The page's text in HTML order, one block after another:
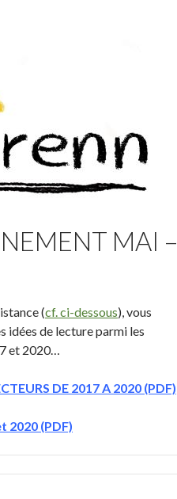
MAI –
(cf. ci-dessous), vous
idées de lecture parmi les
et 2020…
DE 2017 A 2020 (PDF)
2020 (PDF)